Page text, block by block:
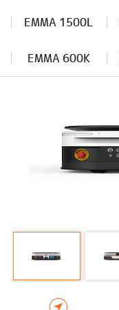
EMMA 1500L
EMMA 600K